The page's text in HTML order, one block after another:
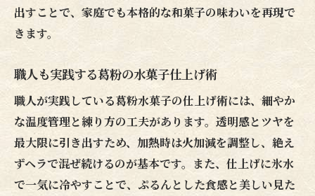
出すことで、家庭でも本格的な和菓子の味わいを再現で
きます。
職人も実践する葛粉の水菓子仕上げ術
職人が実践している葛粉水菓子の仕上げ術には、細やか
な温度管理と練り方の工夫があります。透明感とツヤを
最大限に引き出すため、加熱時は火加減を調整し、絶え
ずヘラで混ぜ続けるのが基本です。また、仕上げに氷水
で一気に冷やすことで、ぷるんとした食感と美しい見た